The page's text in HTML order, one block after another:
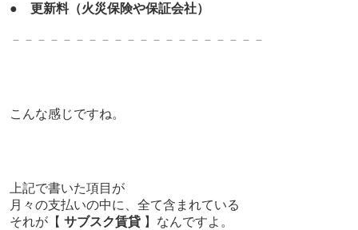
● 更新料（火災保険や保証会社）
－－－－－－－－－－－－－ －－－－－－－
こんな感じですね。
上記で書いた項目が
月々の支払いの中に、 全て含まれている
それが【 サブスク賃貸】なんですよ。